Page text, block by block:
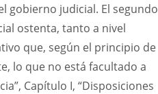
gobierno judicial. El segundo
ostenta, tanto a nivel
que, según el principio de
lo que no está facultado a
Capítulo I, “Disposiciones